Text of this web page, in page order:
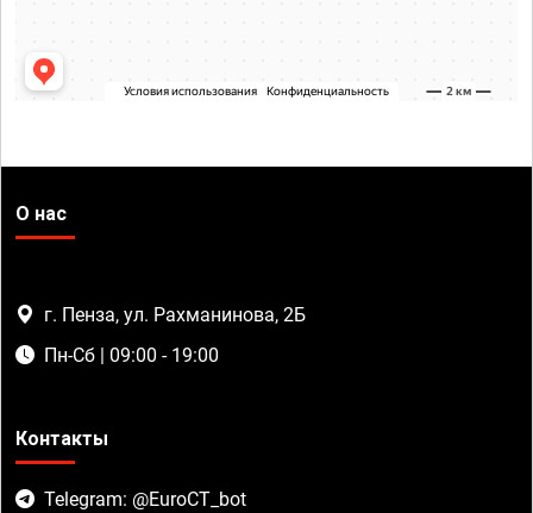
О нас
г. Пенза, ул. Рахманинова, 2Б
Пн-Сб | 09:00 - 19:00
Контакты
Telegram: @EuroCT_bot